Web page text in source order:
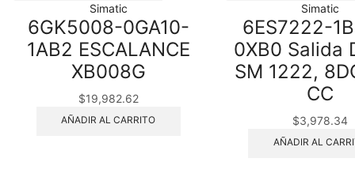
Simatic
6GK5008-0GA10-
1AB2 ESCALANCE
XB008G
$19,982.62
AÑADIR AL CARRITO
Simatic
6ES7222-
0XB0 Salida
SM 1222,
CC
$3,978.34
AÑADIR AL